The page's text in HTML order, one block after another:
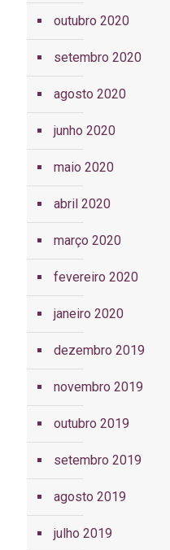
outubro 2020
setembro 2020
agosto 2020
junho 2020
maio 2020
abril 2020
março 2020
fevereiro 2020
janeiro 2020
dezembro 2019
novembro 2019
outubro 2019
setembro 2019
agosto 2019
julho 2019